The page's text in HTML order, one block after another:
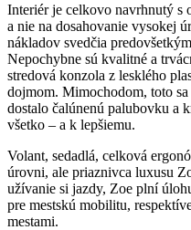
Interiér je celkovo navrhnutý s
a nie na dosahovanie vysokej
nákladov svedčia
Nepochybne sú kvalitné a
stredová konzola z lesklého
dojmom. Mimochodom, toto
dostalo čalúnenú palubovku a
všetko – a k lepšiemu.
Volant, sedadlá, celková
úrovni, ale priaznivca luxusu
užívanie si jazdy, Zoe plní
pre mestskú mobilitu,
mestami.